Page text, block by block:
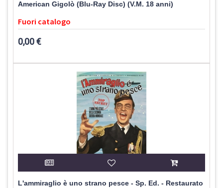
American Gigolò (Blu-Ray Disc) (V.M. 18 anni)
Fuori catalogo
0,00 €
L'ammiraglio è uno strano pesce - Sp. Ed. - Restaurato